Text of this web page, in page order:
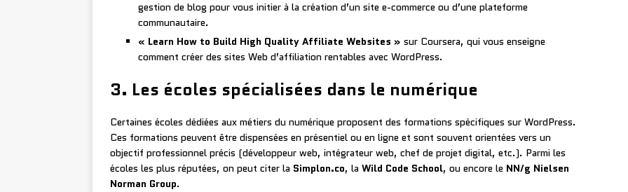
gestion de blog pour vous initier à la création d’un site e-commerce ou d’une plateforme
communautaire.
« Learn How to Build High Quality Affiliate Websites » sur Coursera, qui vous enseigne
comment créer des sites Web d’affiliation rentables avec WordPress.
3. Les écoles spécialisées dans le numérique
Certaines écoles dédiées aux métiers du numérique proposent des formations spécifiques sur WordPress.
Ces formations peuvent être dispensées en présentiel ou en ligne et sont souvent orientées vers un
objectif professionnel précis (développeur web, intégrateur web, chef de projet digital, etc.). Parmi les
écoles les plus réputées, on peut citer la Simplon.co, la Wild Code School, ou encore le NN/g Nielsen
Norman Group.